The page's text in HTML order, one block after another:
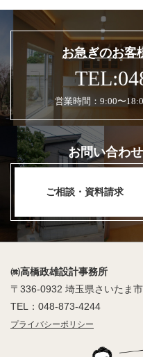
お急ぎのお客
営業時間：9:00〜
お問い合わ
ご相談・資料請求
㈱高橋政雄設計事務所
〒336-0932 埼玉県さいたま
TEL：048-873-4244
プライバシーポリシー